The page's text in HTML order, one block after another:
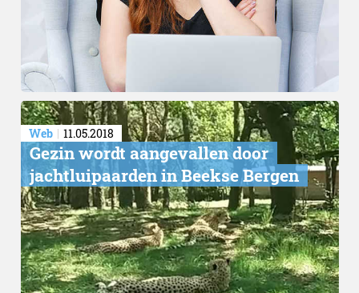
Op Netflix in juni
Web 11.05.2018
Gezin wordt aangevallen door
jachtluipaarden in Beekse Bergen